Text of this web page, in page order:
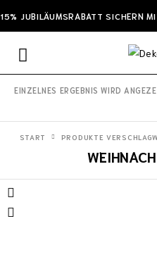
15% JUBILÄUMSRABATT SICHERN
EINZELNES ERGEBNIS WIRD
START PRODUKTE